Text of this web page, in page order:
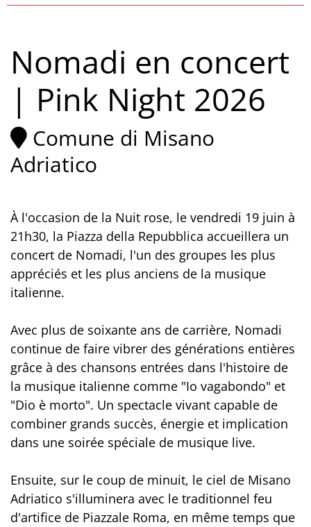
Nomadi en concert
| Pink Night 2026
Comune di Misano
Adriatico
À l'occasion de la Nuit rose, le vendredi 19 juin à
21h30, la Piazza della Repubblica accueillera un
concert de Nomadi, l'un des groupes les plus
appréciés et les plus anciens de la musique
italienne.
Avec plus de soixante ans de carrière, Nomadi
continue de faire vibrer des générations entières
grâce à des chansons entrées dans l'histoire de
la musique italienne comme "Io vagabondo" et
"Dio è morto". Un spectacle vivant capable de
combiner grands succès, énergie et implication
dans une soirée spéciale de musique live.
Ensuite, sur le coup de minuit, le ciel de Misano
Adriatico s'illuminera avec le traditionnel feu
d'artifice de Piazzale Roma, en même temps que